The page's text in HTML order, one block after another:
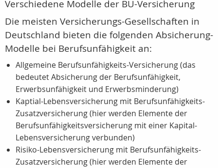
Verschiedene Modelle der BU-Versicherung
Die meisten Versicherungs-Gesellschaften in
Deutschland bieten die folgenden Absicherung-
Modelle bei Berufsunfähigkeit an:
Allgemeine Berufsunfähigkeits-Versicherung (das
bedeutet Absicherung der Berufsunfähigkeit,
Erwerbsunfähigkeit und Erwerbsminderung)
Kaptial-Lebensversicherung mit Berufsunfähigkeits-
Zusatzversicherung (hier werden Elemente der
Berufsunfähigkeitsversicherung mit einer Kapital-
Lebensversicherung verbunden)
Risiko-Lebensversicherung mit Berufsunfähigkeits-
Zusatzversicherung (hier werden Elemente der